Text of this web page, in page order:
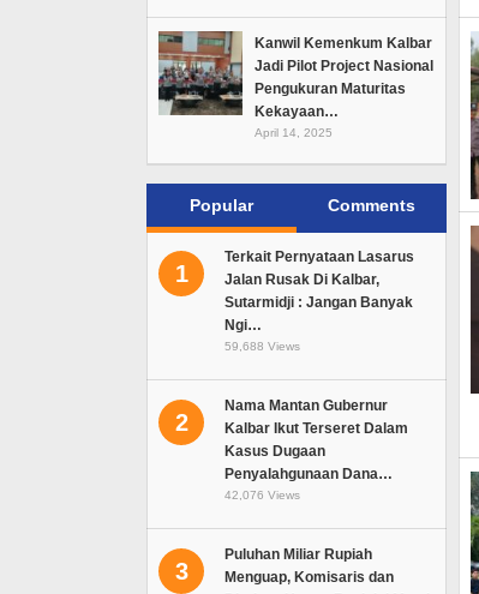
Kanwil Kemenkum Kalbar
Jadi Pilot Project Nasional
Pengukuran Maturitas
Kekayaan…
April 14, 2025
Popular Comments
1
Terkait Pernyataan Lasarus
Jalan Rusak Di Kalbar,
Sutarmidji : Jangan Banyak
Ngi…
59,688 Views
2
Nama Mantan Gubernur
Kalbar Ikut Terseret Dalam
Kasus Dugaan
Penyalahgunaan Dana…
42,076 Views
3
Puluhan Miliar Rupiah
Menguap, Komisaris dan